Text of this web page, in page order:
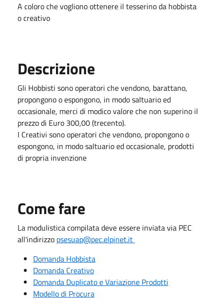
A coloro che vogliono ottenere il tesserino da hobbista
o creativo
Descrizione
Gli Hobbisti sono operatori che vendono, barattano,
propongono o espongono, in modo saltuario ed
occasionale, merci di modico valore che non superino il
prezzo di Euro 300,00 (trecento).
I Creativi sono operatori che vendono, propongono o
espongono, in modo saltuario ed occasionale, prodotti
di propria invenzione
Come fare
La modulistica compilata deve essere inviata via PEC
all'indirizzo psesuap@pec.elpinet.it
Domanda Hobbista
Domanda Creativo
Domanda Duplicato e Variazione Prodotti
Modello di Procura